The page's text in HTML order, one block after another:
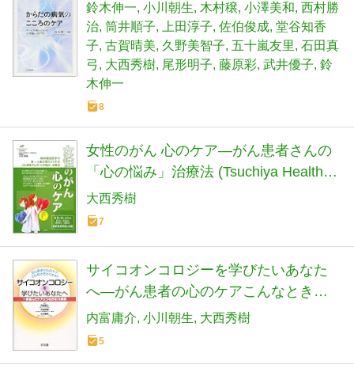
鈴木伸一 小川朝生 木村穣 小澤美和 西村勝
治 筒井順子 上田淳子 佐伯俊成 堂谷知香
子 古賀晴美 久野美智子 五十嵐友里 石田真
弓
大西秀樹 尾形明子 藤原彩 武井優子 鈴
木伸一
8
女性のがん 心のケア―がん患者さんの
「心の悩み」治療法 (Tsuchiya Healthy
Books―名医の診察室)
大西秀樹
7
サイコオンコロジーを学びたいあなた
へ―がん患者の心のケアこんなときど
うする?一歩進んだケアにつながる16事
例
内富庸介 小川朝生 大西秀樹
5